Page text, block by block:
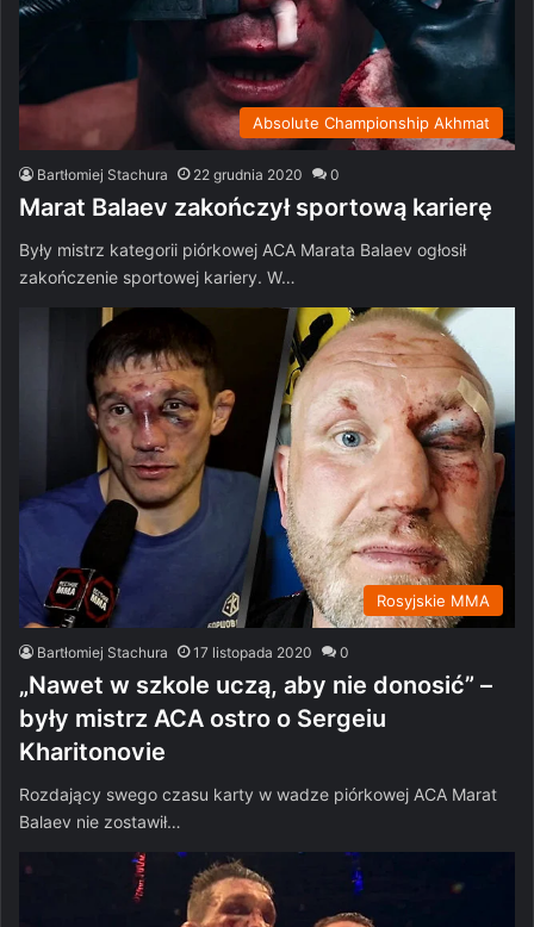
Absolute Championship Akhmat
Bartłomiej Stachura 22 grudnia 2020 0
Marat Balaev zakończył sportową karierę
Były mistrz kategorii piórkowej ACA Marata Balaev ogłosił
zakończenie sportowej kariery. W…
Rosyjskie MMA
Bartłomiej Stachura 17 listopada 2020 0
„Nawet w szkole uczą, aby nie donosić” –
były mistrz ACA ostro o Sergeiu
Kharitonovie
Rozdający swego czasu karty w wadze piórkowej ACA Marat
Balaev nie zostawił…